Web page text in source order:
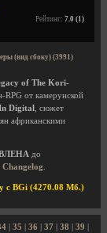
Рейтинг: 7.0 (1)
(вид сбоку) (3991)
of The Kori-
RPG от камерунской
Digital
, сюжет
африканскими
до
Changelog
с BGi (4270.08 Мб.)
35 36 37 38 39